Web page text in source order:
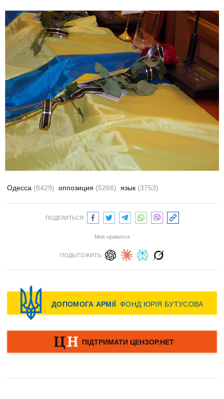
Одесса (8429) оппозиция (5266) язык (3753)
ПОДЕЛИТЬСЯ:
Мне нравится
ПОДЫТОЖИТЬ: